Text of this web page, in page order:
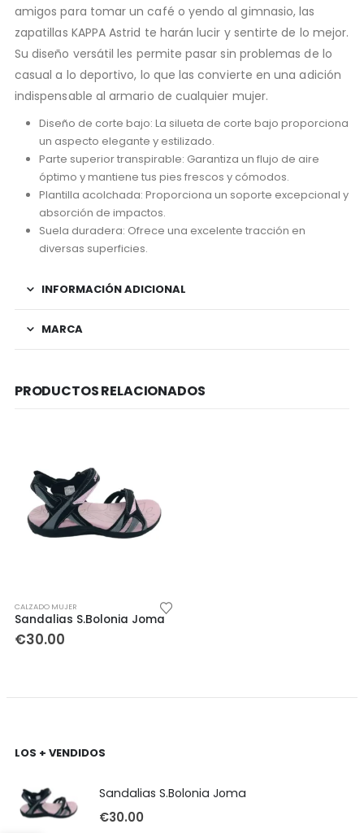
amigos para tomar un café o yendo al gimnasio, las
zapatillas KAPPA Astrid te harán lucir y sentirte de lo mejor.
Su diseño versátil les permite pasar sin problemas de lo
casual a lo deportivo, lo que las convierte en una adición
indispensable al armario de cualquier mujer.
Diseño de corte bajo: La silueta de corte bajo proporciona
un aspecto elegante y estilizado.
Parte superior transpirable: Garantiza un flujo de aire
óptimo y mantiene tus pies frescos y cómodos.
Plantilla acolchada: Proporciona un soporte excepcional y
absorción de impactos.
Suela duradera: Ofrece una excelente tracción en
diversas superficies.
INFORMACIÓN ADICIONAL
MARCA
PRODUCTOS RELACIONADOS
CALZADO MUJER
Sandalias S.Bolonia Joma
€30.00
LOS + VENDIDOS
Sandalias S.Bolonia Joma
€30.00